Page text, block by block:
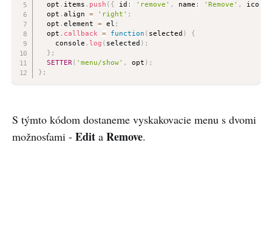
  opt
. items . push ( { id : 'remove' , name : 'Remove' , icon
  opt
. align = 'right' ;
  opt
. element = el ;
  opt
. callback = function ( selected )
{
    console
. log ( selected ) ;
} ;
SETTER( 'menu/show' , opt ) ;
} ;
S týmto kódom dostaneme vyskakovacie menu s dvomi
možnosťami - Edit a Remove.